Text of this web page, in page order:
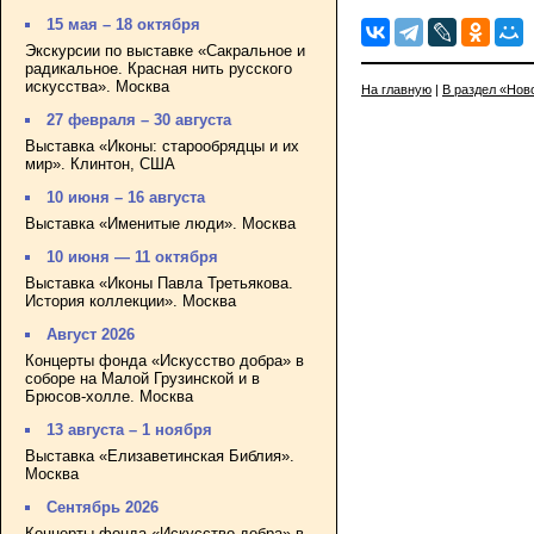
15 мая – 18 октября
Экскурсии по выставке «Сакральное и
радикальное. Красная нить русского
искусства». Москва
27 февраля – 30 августа
Выставка «Иконы: старообрядцы и их
мир». Клинтон, США
10 июня – 16 августа
Выставка «Именитые люди». Москва
10 июня — 11 октября
Выставка «Иконы Павла Третьякова.
История коллекции». Москва
Август 2026
Концерты фонда «Искусство добра» в
соборе на Малой Грузинской и в
Брюсов-холле. Москва
13 августа – 1 ноября
Выставка «Елизаветинская Библия».
Москва
Сентябрь 2026
На главную | В раздел